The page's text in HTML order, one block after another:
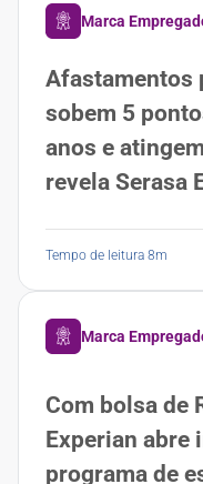
Marca
Afastamentos
sobem 5
anos e
revela Serasa
Tempo de leitura 8m
Marca
Com bolsa de
Experian abre
programa de